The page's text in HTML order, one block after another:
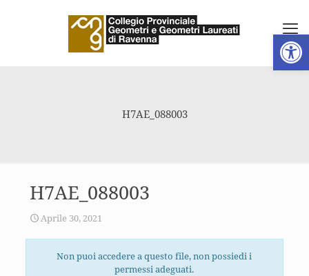
Apri
H7AE_088003
H7AE_088003
Aprile 30, 2021
Non puoi accedere a questo file, non possiedi i
permessi adeguati.